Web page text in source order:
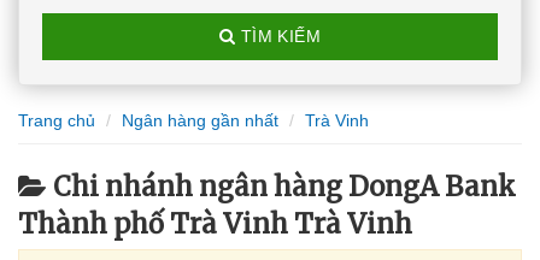
TÌM KIẾM
Trang chủ Ngân hàng gần nhất Trà Vinh
Chi nhánh ngân hàng DongA Bank
Thành phố Trà Vinh Trà Vinh